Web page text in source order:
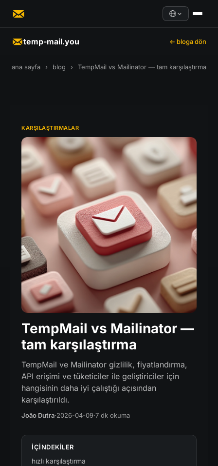
temp-mail.you ← bloga dön
ana sayfa › blog › TempMail vs Mailinator — tam karşılaştırma
KARŞILAŞTIRMALAR
TempMail vs Mailinator —
tam karşılaştırma
TempMail ve Mailinator gizlilik, fiyatlandırma,
API erişimi ve tüketiciler ile geliştiriciler için
hangisinin daha iyi çalıştığı açısından
karşılaştırıldı.
João Dutra·2026-04-09·7 dk okuma
IÇINDEKILER
hızlı karşılaştırma